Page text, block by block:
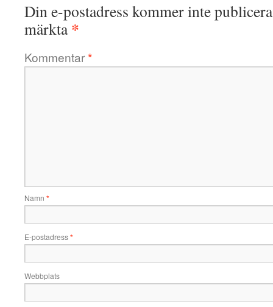
Din e-postadress kommer inte
märkta*
Kommentar*
Namn *
E-postadress*
Webbplats